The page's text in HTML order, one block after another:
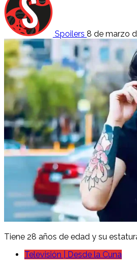
Spoilers 8 de marzo
Tiene 28 años de edad y su
Televisión | Desde la Cuna